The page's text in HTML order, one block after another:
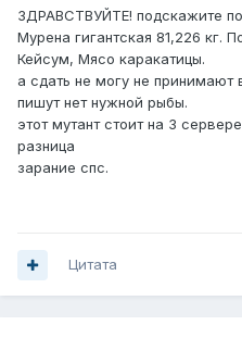
ЗДРАВСТВУЙТЕ! подскажите
Мурена гигантская 81,226 кг.
Кейсум, Мясо каракатицы.
а сдать не могу не принимают
пишут нет нужной рыбы.
этот мутант стоит на 3
разница
зарание спс.
Цитата